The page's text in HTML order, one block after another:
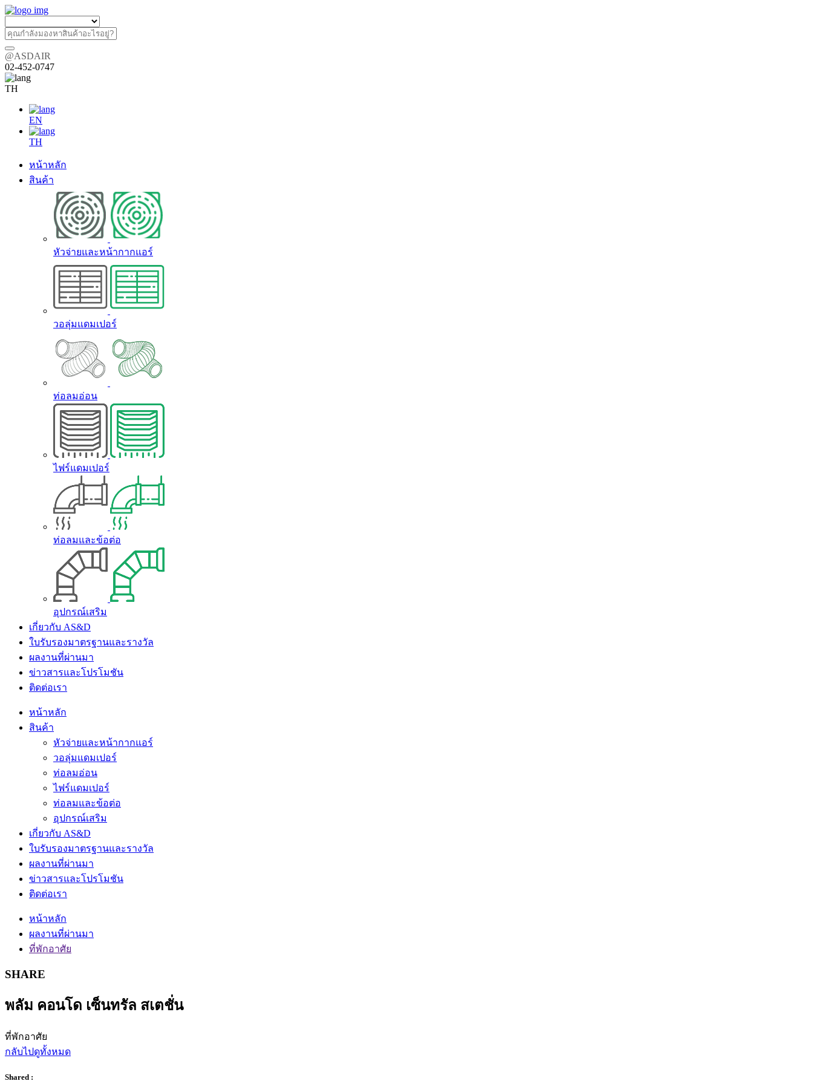
@ASDAIR
02-452-0747
TH
EN
TH
หน้าหลัก
สินค้า
หัวจ่ายและหน้ากากแอร์
วอลุ่มแดมเปอร์
ท่อลมอ่อน
ไฟร์แดมเปอร์
ท่อลมและข้อต่อ
อุปกรณ์เสริม
เกี่ยวกับ AS&D
ใบรับรองมาตรฐานและรางวัล
ผลงานที่ผ่านมา
ข่าวสารและโปรโมชัน
ติดต่อเรา
หน้าหลัก
สินค้า
หัวจ่ายและหน้ากากแอร์
วอลุ่มแดมเปอร์
ท่อลมอ่อน
ไฟร์แดมเปอร์
ท่อลมและข้อต่อ
อุปกรณ์เสริม
เกี่ยวกับ AS&D
ใบรับรองมาตรฐานและรางวัล
ผลงานที่ผ่านมา
ข่าวสารและโปรโมชัน
ติดต่อเรา
หน้าหลัก
ผลงานที่ผ่านมา
ที่พักอาศัย
SHARE
พลัม คอนโด เซ็นทรัล สเตชั่น
ที่พักอาศัย
กลับไปดูทั้งหมด
Shared :